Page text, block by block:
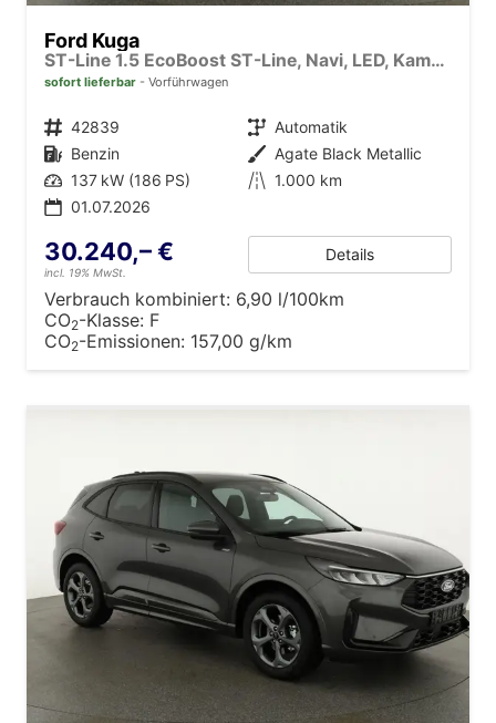
Ford Kuga
ST-Line 1.5 EcoBoost ST-Line, Navi, LED, Kamera, Winter, FS beheizbar
sofort lieferbar Vorführwagen
Fahrzeugnr. 42839 Getriebe Automatik
Kraftstoff Benzin Außenfarbe Agate Black Metallic
Leistung 137 kW (186 PS) Kilometerstand 1.000 km
01.07.2026
30.240,– €
incl. 19% MwSt.
Details
Verbrauch kombiniert: 6,90 l/100km
CO2-Klasse: F
CO2-Emissionen: 157,00 g/km